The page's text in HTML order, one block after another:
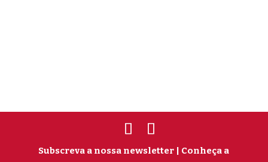
Subscreva a nossa newsletter | Conheça a